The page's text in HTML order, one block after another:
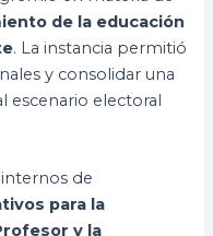
de la educación
. La instancia permitió
y consolidar una
escenario electoral
de
para la
y la